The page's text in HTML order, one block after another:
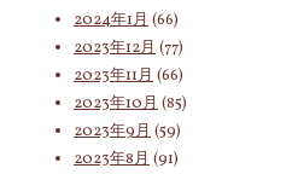
2024年1月 (66)
2023年12月 (77)
2023年11月 (66)
2023年10月 (85)
2023年9月 (59)
2023年8月 (91)